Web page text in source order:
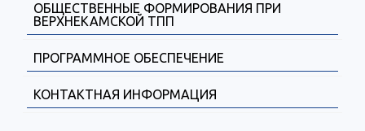
ОБЩЕСТВЕННЫЕ ФОРМИРОВАНИЯ ПРИ
ВЕРХНЕКАМСКОЙ ТПП
ПРОГРАММНОЕ ОБЕСПЕЧЕНИЕ
КОНТАКТНАЯ ИНФОРМАЦИЯ